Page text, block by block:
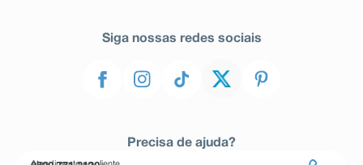
Siga nossas redes sociais
Precisa de ajuda?